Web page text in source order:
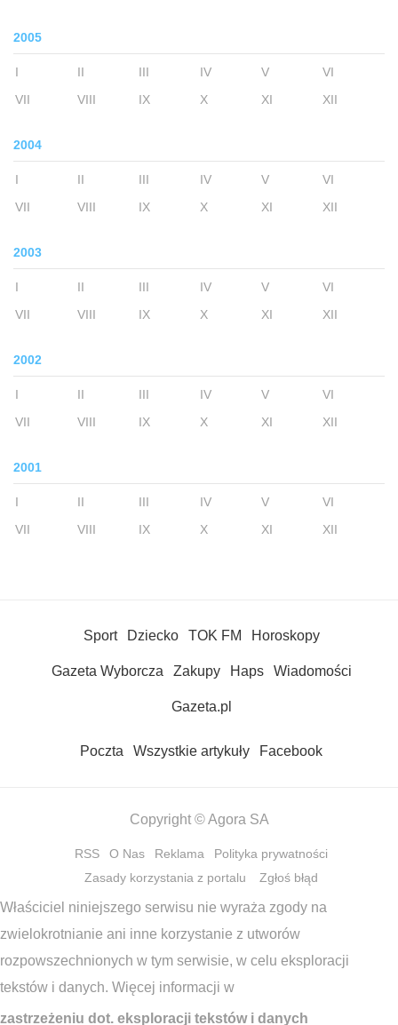
2005
I II III IV V
VI
VII
VIII IX X XI XII
2004
I II III IV V
VI
VII
VIII IX X XI XII
2003
I II III IV V
VI
VII
VIII IX X XI XII
2002
I II III IV V
VI
VII
VIII IX X XI XII
2001
I II III IV V
VI
VII
VIII IX X XI XII
Sport Dziecko TOK FM Horoskopy
Gazeta Wyborcza Zakupy Haps Wiadomości
Gazeta.pl
Poczta Wszystkie artykuły Facebook
Copyright © Agora SA
RSS O Nas Reklama
Polityka prywatności
Zasady korzystania z portalu
Zgłoś błąd
Właściciel niniejszego serwisu nie wyraża zgody na
zwielokrotnianie ani inne korzystanie z utworów
rozpowszechnionych w tym serwisie, w celu eksploracji
tekstów i danych. Więcej informacji w
zastrzeżeniu dot. eksploracji tekstów i danych